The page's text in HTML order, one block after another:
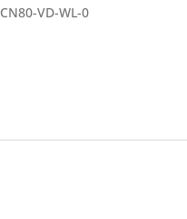
CN80-VD-WL-0